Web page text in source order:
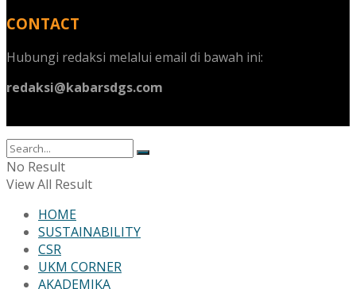
CONTACT
Hubungi redaksi melalui email di bawah ini:
redaksi@kabarsdgs.com
No Result
View All Result
HOME
SUSTAINABILITY
CSR
UKM CORNER
AKADEMIKA